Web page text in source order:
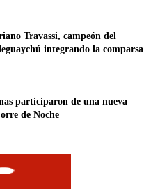
Travassi, campeón del
integrando la comparsa
participaron de una nueva
de Noche